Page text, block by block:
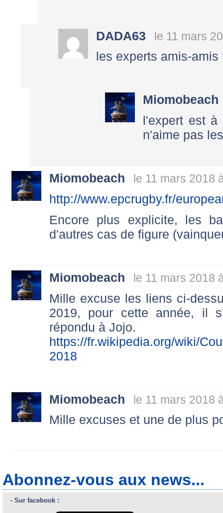
DADA63 le 11 mars
les experts amis-amis
Miomobeach
l'expert est à
n'aime pas
Miomobeach le 11 mars 2018
http://www.epcrugby.fr/
Encore plus explicite, les
d'autres cas de figure
Miomobeach le 11 mars 2018
Mille excuse les liens ci-
2019, pour cette année, il
répondu à Jojo.
https://fr.wikipedia.org/wiki/
2018
Miomobeach le 11 mars 2018
Mille excuses et une de plus
Abonnez-vous aux news...
- Sur facebook :